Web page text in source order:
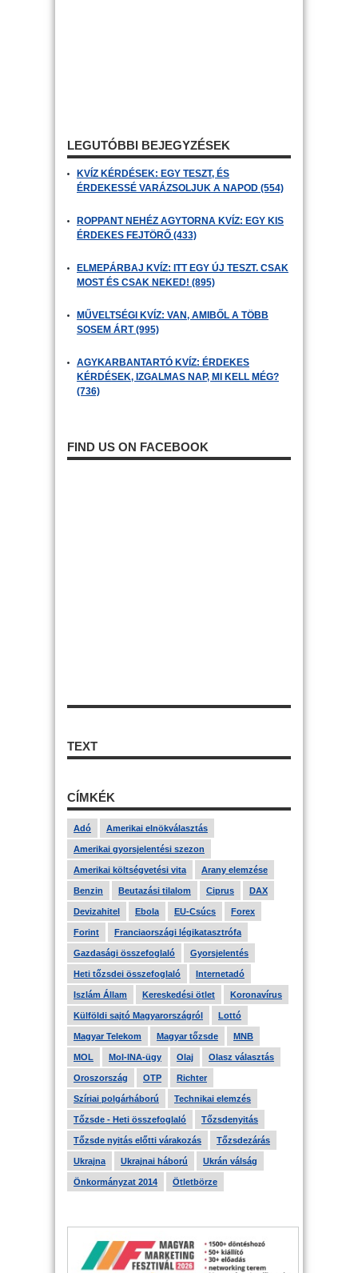
LEGUTÓBBI BEJEGYZÉSEK
KVÍZ KÉRDÉSEK: EGY TESZT, ÉS
ÉRDEKESSÉ VARÁZSOLJUK A NAPOD (554)
ROPPANT NEHÉZ AGYTORNA KVÍZ: EGY KIS
ÉRDEKES FEJTÖRŐ (433)
ELMEPÁRBAJ KVÍZ: ITT EGY ÚJ TESZT. CSAK
MOST ÉS CSAK NEKED! (895)
MŰVELTSÉGI KVÍZ: VAN, AMIBŐL A TÖBB
SOSEM ÁRT (995)
AGYKARBANTARTÓ KVÍZ: ÉRDEKES
KÉRDÉSEK, IZGALMAS NAP, MI KELL MÉG?
(736)
FIND US ON FACEBOOK
TEXT
CÍMKÉK
Adó Amerikai elnökválasztás
Amerikai gyorsjelentési szezon
Amerikai költségvetési vita Arany elemzése
Benzin Beutazási tilalom Ciprus DAX
Devizahitel Ebola EU-Csúcs Forex
Forint Franciaországi légikatasztrófa
Gazdasági összefoglaló Gyorsjelentés
Heti tőzsdei összefoglaló Internetadó
Iszlám Állam Kereskedési ötlet Koronavírus
Külföldi sajtó Magyarországról Lottó
Magyar Telekom Magyar tőzsde MNB
MOL Mol-INA-ügy Olaj Olasz választás
Oroszország OTP Richter
Szíriai polgárháború Technikai elemzés
Tőzsde - Heti összefoglaló Tőzsdenyitás
Tőzsde nyitás előtti várakozás Tőzsdezárás
Ukrajna Ukrajnai háború Ukrán válság
Önkormányzat 2014 Ötletbörze